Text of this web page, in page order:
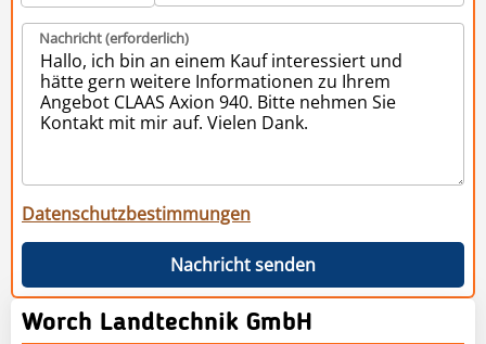
Nachricht (erforderlich)
Datenschutzbestimmungen
Nachricht senden
Worch Landtechnik GmbH